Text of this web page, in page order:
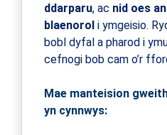
ddarparu, ac nid oes
blaenorol i ymgeisio.
bobl dyfal a pharod i
cefnogi bob cam o’r
Mae manteision
yn cynnwys: